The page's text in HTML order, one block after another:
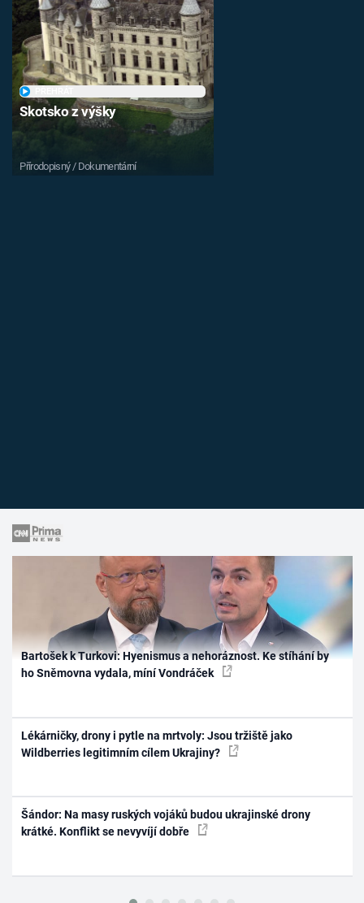
Skotsko z výšky
Přírodopisný / Dokumentární
Bartošek k Turkovi: Hyenismus a nehoráznost. Ke stíhání by
ho Sněmovna vydala, míní Vondráček
Lékárničky, drony i pytle na mrtvoly: Jsou tržiště jako
Wildberries legitimním cílem Ukrajiny?
Šándor: Na masy ruských vojáků budou ukrajinské drony
krátké. Konflikt se nevyvíjí dobře